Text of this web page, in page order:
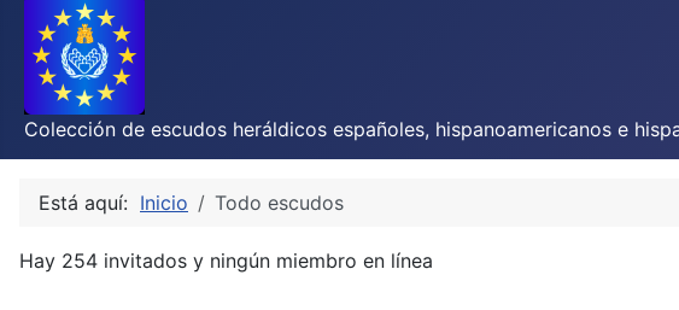
Colección de escudos heráldicos españoles, hispanoamericanos e
Está aquí: Inicio Todo escudos
Hay 254 invitados y ningún miembro en línea